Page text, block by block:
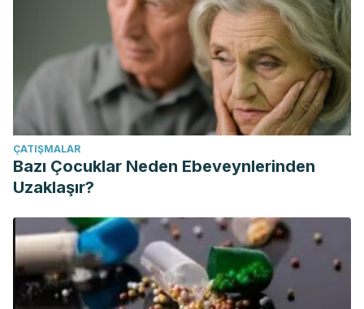
ÇATIŞMALAR
Bazı Çocuklar Neden Ebeveynlerinden
Uzaklaşır?